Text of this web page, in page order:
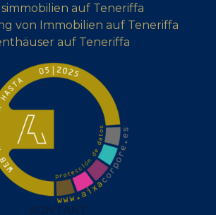
auf Teneriffa
von Immobilien auf Teneriffa
auf Teneriffa